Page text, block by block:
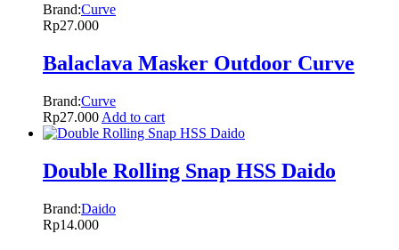
Brand:Curve
Rp27.000
Balaclava Masker Outdoor Curve
Brand:Curve
Rp27.000 Add to cart
Double Rolling Snap HSS Daido
Brand:Daido
Rp14.000